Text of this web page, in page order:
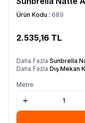
Ürün Kodu : 689
2.535,16 TL
Daha Fazla Sunbrella
Daha Fazla Dış Mekan
Metre